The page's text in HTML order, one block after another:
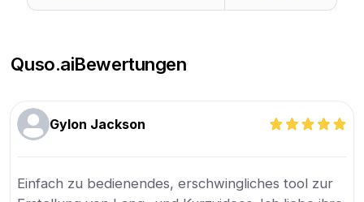
Quso.aiBewertungen
Gylon Jackson
Einfach zu bedienendes, erschwingliches tool zur